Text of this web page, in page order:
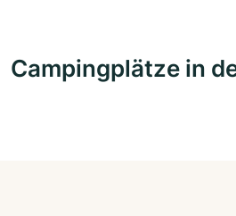
Campingplätze in